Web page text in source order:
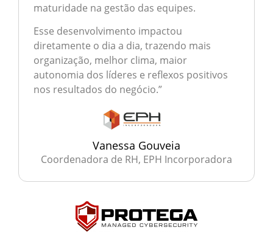
maturidade na gestão das equipes.
Esse desenvolvimento impactou
diretamente o dia a dia, trazendo mais
organização, melhor clima, maior
autonomia dos líderes e reflexos positivos
nos resultados do negócio.”
Vanessa Gouveia
Coordenadora de RH, EPH Incorporadora